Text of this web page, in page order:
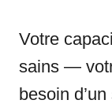
Votre
sains —
besoin